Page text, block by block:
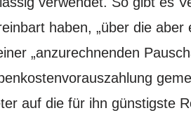
haben, „über die aber
„anzurechnenden
auf die für ihn günstigste